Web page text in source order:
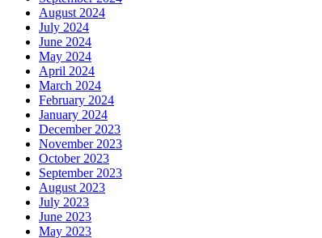
August 2024
July 2024
June 2024
May 2024
April 2024
March 2024
February 2024
January 2024
December 2023
November 2023
October 2023
September 2023
August 2023
July 2023
June 2023
May 2023